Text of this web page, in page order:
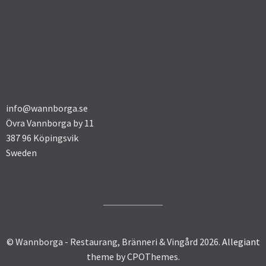
info@wannborga.se
Övra Vannborga by 11
387 96 Köpingsvik
Sweden
© Wannborga - Restaurang, Bränneri & Vingård 2026. Allegiant
theme by CPOThemes.